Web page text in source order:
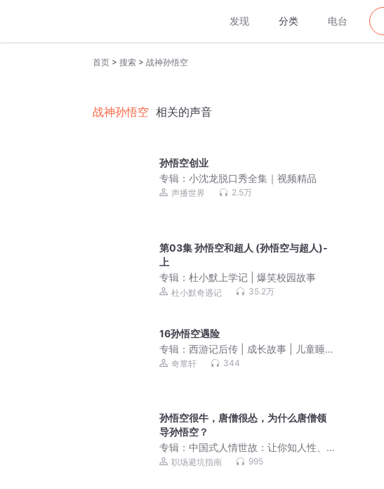
发现 分类 电台
首页 > 搜索 > 战神孙悟空
战神孙悟空 相关的声音
孙悟空创业
专辑： 小沈龙脱口秀全集｜视频精品
声播世界 2.5万
第03集 孙悟空和超人 (孙悟空与超人)-
上
专辑： 杜小默上学记 | 爆笑校园故事
杜小默奇遇记 35.2万
16孙悟空遇险
专辑： 西游记后传 | 成长故事 | 儿童睡前
故事奇覃轩 344
孙悟空很牛，唐僧很怂，为什么唐僧领
导孙悟空？
专辑： 中国式人情世故：让你知人性、
懂人心、通人情
职场避坑指南 995